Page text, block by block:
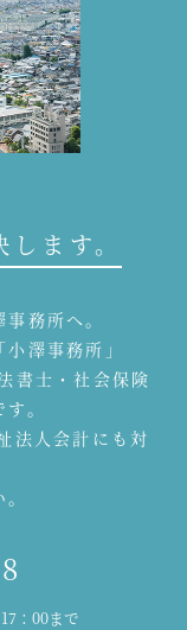
ます。
務所へ。
澤事務所」
書士・社会保険
。
法人会計にも対
：00まで